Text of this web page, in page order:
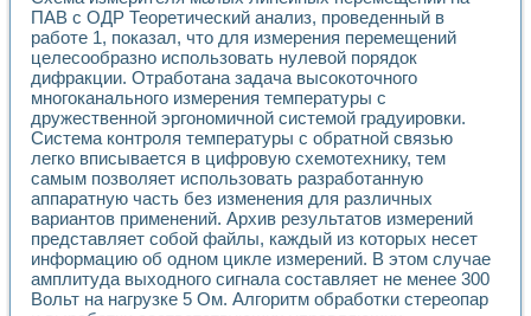
Создание виртуальной работы «Изучение магнитных
Обратный маятник
Устройство для изучения основ интерфейсов обмена по
Лабораторный практикум: изучение адиабатического
Стенд для исследования электрических переходных
Система статистической обработки результатов
Автоматизация лазерно-плазменных измерений с
Модельно-измерительный комплекс. Назначение. Состав.
Использование технологий NATIONAL INSTRUMENTS
Учебный практикум "Спектральный и корреляционный
Учебный стенд для исследования принципа действия
Оборудование и программное обеспечение учебных
Виртуальный лабораторный практикум для изучения
ПАВ с ОДР Теоретический анализ, проведенный в
работе 1, показал, что для измерения перемещений
целесообразно использовать нулевой порядок
дифракции. Отработана задача высокоточного
многоканального измерения температуры с
дружественной эргономичной системой градуировки.
Система контроля температуры с обратной связью
легко вписывается в цифровую схемотехнику, тем
самым позволяет использовать разработанную
аппаратную часть без изменения для различных
вариантов применений. Архив результатов измерений
представляет собой файлы, каждый из которых несет
информацию об одном цикле измерений. В этом случае
амплитуда выходного сигнала составляет не менее 300
Вольт на нагрузке 5 Ом. Алгоритм обработки стереопар